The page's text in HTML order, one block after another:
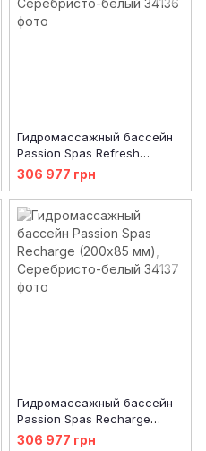
Гидромассажный бассейн
Passion Spas Refresh
(204х204х85 см),
Серебристо-белый
306 977 грн
Гидромассажный бассейн
Passion Spas Recharge
(200х85 мм), Серебристо-
306 977 грн